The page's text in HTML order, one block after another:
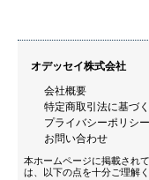
オデッセイ株式会社
会社概要
特定商取引法に基づ
プライバシーポリシー
お問い合わせ
本ホームページに掲載され
は、以下の点を十分ご理解く